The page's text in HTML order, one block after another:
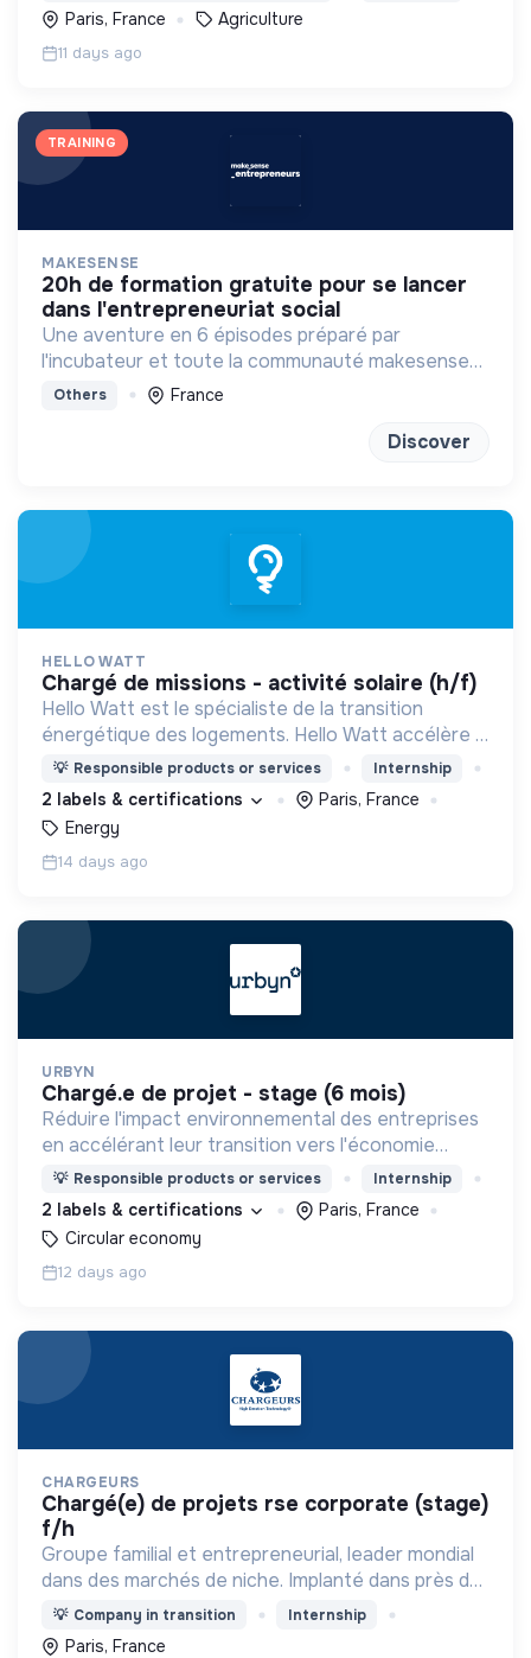
Paris, France Agriculture
11 days ago
TRAINING
MAKESENSE
20h de formation gratuite pour se lancer
dans l'entrepreneuriat social
Une aventure en 6 épisodes préparé par
l'incubateur et toute la communauté makesense
pour se projeter dans l'aventure entrepreneuriale.
Others France
Discover
HELLO WATT
chargé de missions - activité solaire (h/f)
Hello Watt est le spécialiste de la transition
énergétique des logements. Hello Watt accélère la
transition énergétique en la rendant plus simple,
plus intelligente et plus accessible.
💡 Responsible products or services Internship
2 labels & certifications
Paris, France
Energy
14 days ago
URBYN
chargé.e de projet - stage (6 mois)
Réduire l'impact environnemental des entreprises
en accélérant leur transition vers l'économie
circulaire.
💡 Responsible products or services Internship
2 labels & certifications
Paris, France
Circular economy
12 days ago
CHARGEURS
chargé(e) de projets rse corporate (stage)
f/h
Groupe familial et entrepreneurial, leader mondial
dans des marchés de niche. Implanté dans près de
100 pays et organisé autour de deux pôles
stratégiques : technologies industrielles et luxe
💡 Company in transition Internship
Paris, France